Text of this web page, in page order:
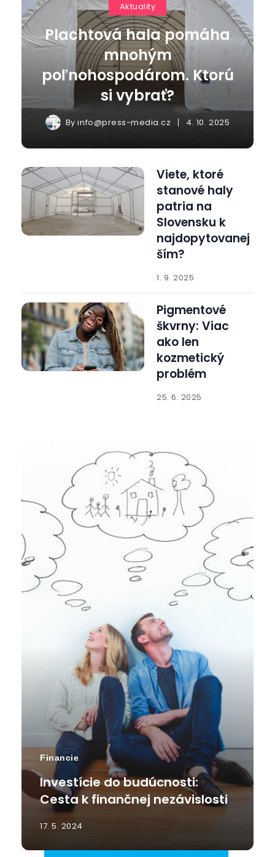
Aktuality
Plachtová hala pomáha
mnohým
poľnohospodárom. Ktorú
si vybrať?
Byinfo@press-media.cz 4. 10. 2025
Viete, ktoré
stanové haly
patria na
Slovensku k
najdopytovanej
ším?
1. 9. 2025
Pigmentové
škvrny: Viac
ako len
kozmetický
problém
25. 6. 2025
Financie
Investície do budúcnosti:
Cesta k finančnej nezávislosti
17. 5. 2024